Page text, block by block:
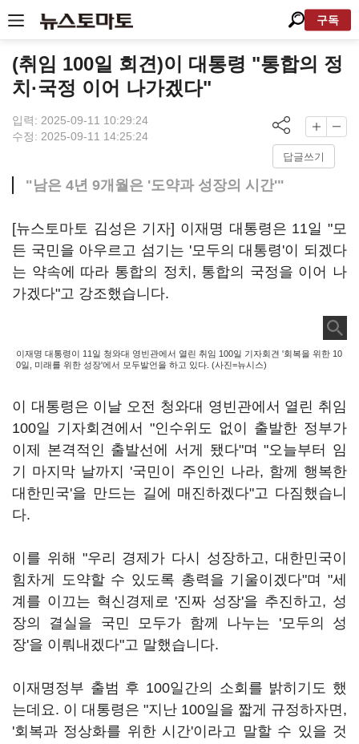
구독
(취임 100일 회견)이 대통령 "통합의 정
치·국정 이어 나가겠다"
입력: 2025-09-11 10:29:24
수정: 2025-09-11 14:25:24
답글쓰기
"남은 4년 9개월은 '도약과 성장의 시간'"
[뉴스토마토 김성은 기자] 이재명 대통령은 11일 "모
든 국민을 아우르고 섬기는 '모두의 대통령'이 되겠다
는 약속에 따라 통합의 정치, 통합의 국정을 이어 나
가겠다"고 강조했습니다.
이재명 대통령이 11일 청와대 영빈관에서 열린 취임 100일 기자회견 '회복을 위한 10
0일, 미래를 위한 성장'에서 모두발언을 하고 있다. (사진=뉴시스)
이 대통령은 이날 오전 청와대 영빈관에서 열린 취임
100일 기자회견에서 "인수위도 없이 출발한 정부가
이제 본격적인 출발선에 서게 됐다"며 "오늘부터 임
기 마지막 날까지 '국민이 주인인 나라, 함께 행복한
대한민국'을 만드는 길에 매진하겠다"고 다짐했습니
다.
이를 위해 "우리 경제가 다시 성장하고, 대한민국이
힘차게 도약할 수 있도록 총력을 기울이겠다"며 "세
계를 이끄는 혁신경제로 '진짜 성장'을 추진하고, 성
장의 결실을 국민 모두가 함께 나누는 '모두의 성
장'을 이뤄내겠다"고 말했습니다.
이재명정부 출범 후 100일간의 소회를 밝히기도 했
는데요. 이 대통령은 "지난 100일을 짧게 규정하자면,
'회복과 정상화를 위한 시간'이라고 말할 수 있을 것